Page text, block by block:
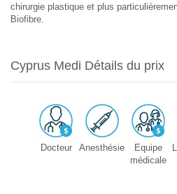
chirurgie plastique et plus
Biofibre.
Cyprus Medi Détails du prix
Docteur Anesthésie
Equipe
médicale